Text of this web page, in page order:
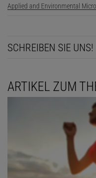
Applied and Environmental
SCHREIBEN SIE UNS!
ARTIKEL ZUM